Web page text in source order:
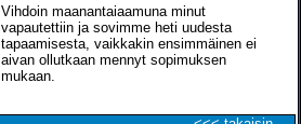
Vihdoin maanantaiaamuna minut
vapautettiin ja sovimme heti uudesta
tapaamisesta, vaikkakin ensimmäinen ei
aivan ollutkaan mennyt sopimuksen
mukaan.